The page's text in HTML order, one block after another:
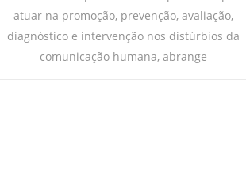
atuar na promoção, prevenção, avaliação,
diagnóstico e intervenção nos distúrbios da
comunicação humana, abrange